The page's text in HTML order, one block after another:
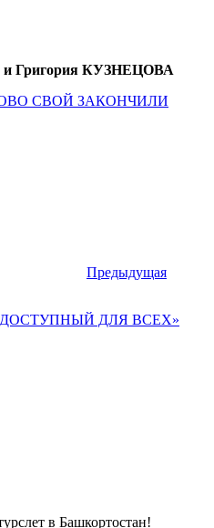
Григория КУЗНЕЦОВА
СВОЙ ЗАКОНЧИЛИ
Предыдущая
ДЛЯ ВСЕХ»